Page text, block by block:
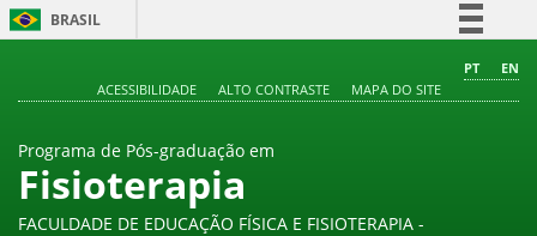
BRASIL
Comunica BR
PT
EN
ACESSIBILIDADE
ALTO CONTRASTE MAPA DO SITE
Programa de Pós-graduação em
Fisioterapia
FACULDADE DE EDUCAÇÃO FÍSICA E FISIOTERAPIA -